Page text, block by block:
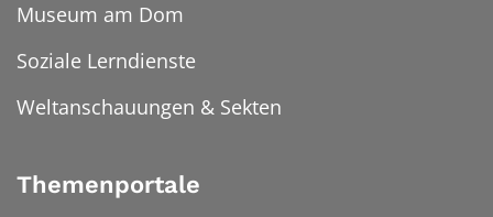
Museum am Dom
Soziale Lerndienste
Weltanschauungen & Sekten
Themenportale